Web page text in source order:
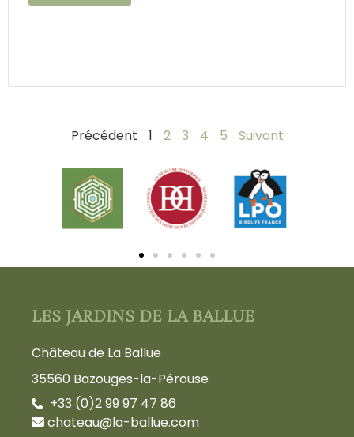
Précédent 1 2 3 4 5 Suivant
LES JARDINS DE LA BALLUE
Château de La Ballue
35560 Bazouges-la-Pérouse
+33 (0)2 99 97 47 86
chateau@la-ballue.com